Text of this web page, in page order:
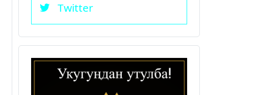
Twitter